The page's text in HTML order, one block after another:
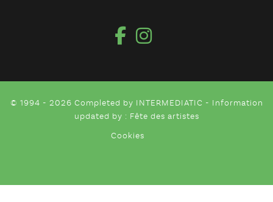
© 1994 - 2026 Completed by INTERMEDIATIC - Information
updated by : Fête des artistes
Cookies